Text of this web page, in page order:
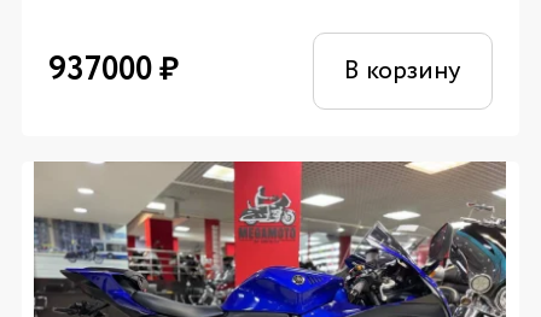
937000₽ В корзину